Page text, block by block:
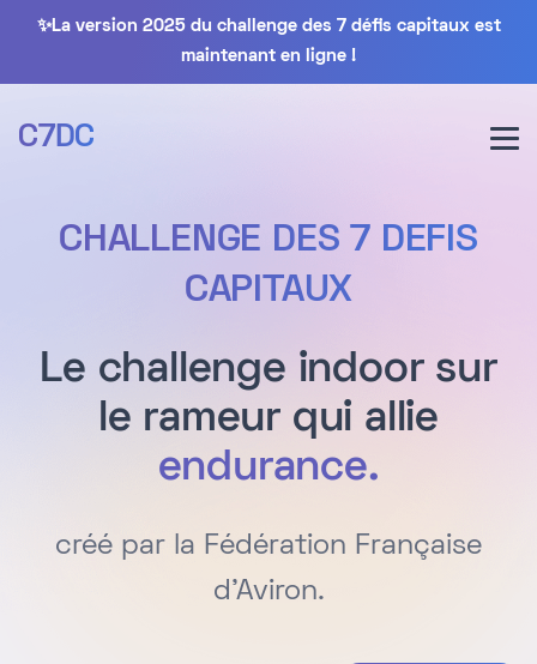
✨La version 2025 du challenge des 7 défis capitaux est
maintenant en ligne !
C7DC
CHALLENGE DES 7 DEFIS
CAPITAUX
Le challenge indoor sur
le rameur qui allie
endurance.
créé par la Fédération Française
d'Aviron.